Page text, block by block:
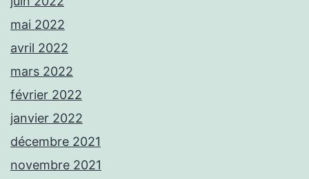
mai 2022
avril 2022
mars 2022
février 2022
janvier 2022
décembre 2021
novembre 2021